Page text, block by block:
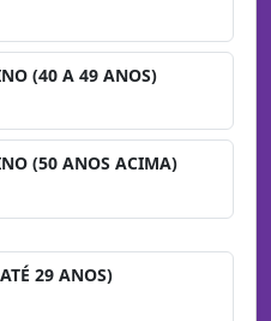
(40 A 49 ANOS)
(50 ANOS ACIMA)
29 ANOS)